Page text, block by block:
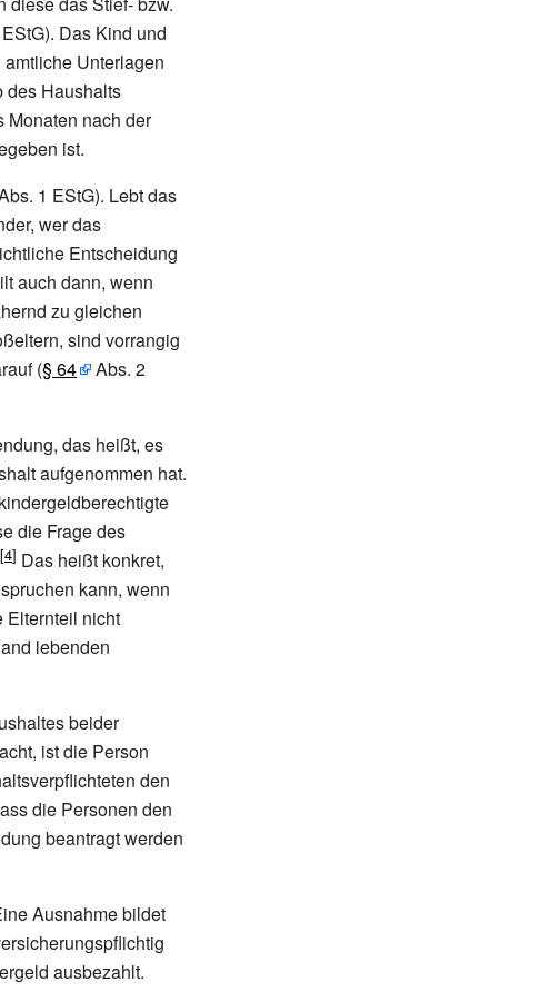
Das Kind und
Unterlagen
des Haushalts
Monaten nach der
ist.
1 EStG). Lebt das
wer das
Entscheidung
auch dann, wenn
zu gleichen
sind vorrangig
(§ 64
Abs. 2
das heißt, es
aufgenommen hat.
die Frage des
Das heißt konkret,
kann, wenn
Elternteil nicht
lebenden
beider
ist die Person
den
die Personen den
beantragt werden
Ausnahme bildet
ausbezahlt.